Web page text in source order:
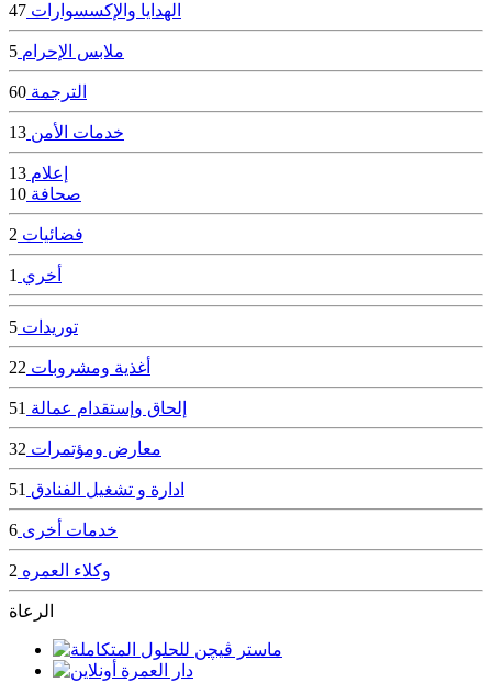
الهدايا والإكسسوارات 47
ملابس الإحرام 5
الترجمة 60
خدمات الأمن 13
إعلام 13
صحافة 10
فضائيات 2
أخري 1
توريدات 5
أغذية ومشروبات 22
إلحاق وإستقدام عمالة 51
معارض ومؤتمرات 32
ادارة و تشغيل الفنادق 51
خدمات أخرى 6
وكلاء العمره 2
الرعاة